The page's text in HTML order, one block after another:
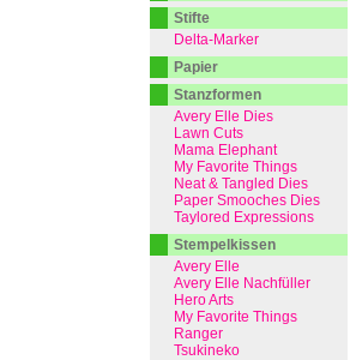
Stifte
Delta-Marker
Papier
Stanzformen
Avery Elle Dies
Lawn Cuts
Mama Elephant
My Favorite Things
Neat & Tangled Dies
Paper Smooches Dies
Taylored Expressions
Stempelkissen
Avery Elle
Avery Elle Nachfüller
Hero Arts
My Favorite Things
Ranger
Tsukineko